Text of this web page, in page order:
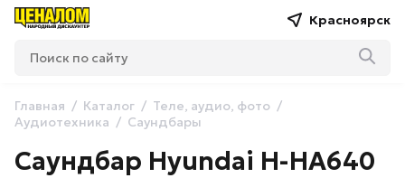
Красноярск
Главная Каталог
Теле, аудио, фото
Аудиотехника
Саундбары
Саундбар Hyundai H-HA640